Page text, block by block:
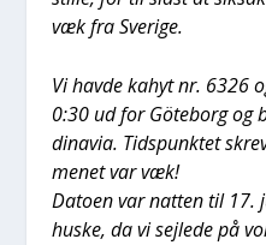
væk fra Sve­ri­ge.
Vi hav­de kahyt nr. 6326
0:30 ud for Göte­borg og
di­navia. Tids­punk­tet
me­net var væk!
Dato­en var nat­ten til 17.
huske, da vi sej­le­de på